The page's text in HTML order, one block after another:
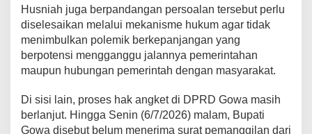
i
k
P
m
e
i
n
t
Husniah juga berpandangan persoalan tersebut perlu
diselesaikan melalui mekanisme hukum agar tidak
menimbulkan polemik berkepanjangan yang
berpotensi mengganggu jalannya pemerintahan
maupun hubungan pemerintah dengan masyarakat.
Di sisi lain, proses hak angket di DPRD Gowa masih
berlanjut. Hingga Senin (6/7/2026) malam, Bupati
Gowa disebut belum menerima surat pemanggilan dari